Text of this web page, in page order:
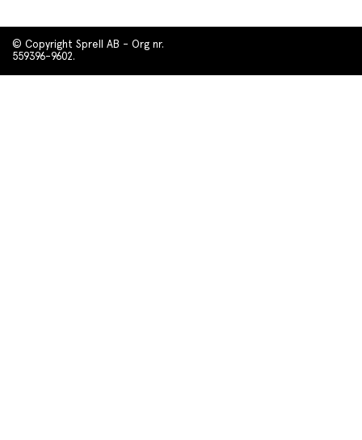
© Copyright Sprell AB - Org nr.
559396-9602.